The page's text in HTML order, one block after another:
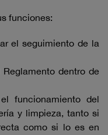
funciones:
el seguimiento de la
dentro de
funcionamiento del
y limpieza, tanto si
como si lo es en